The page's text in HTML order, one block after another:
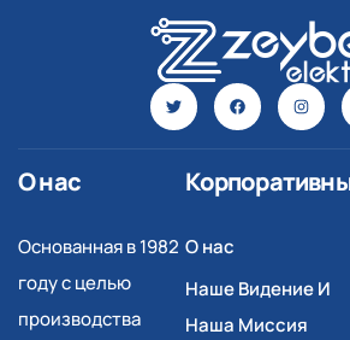
О нас
Основанная в 1982
году с целью
производства
О нас
Наше Видение И
Наша Миссия